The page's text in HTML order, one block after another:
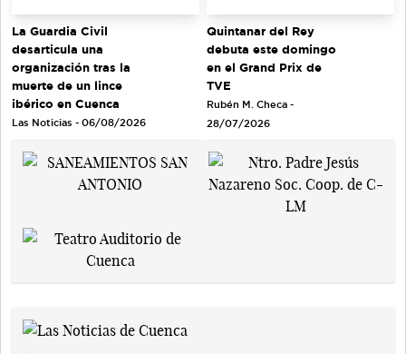
La Guardia Civil
desarticula una
organización tras la
muerte de un lince
ibérico en Cuenca
Las Noticias - 06/08/2026
Quintanar del Rey
debuta este domingo
en el Grand Prix de
TVE
Rubén M. Checa -
28/07/2026